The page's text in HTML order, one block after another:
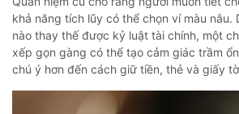
khả năng tích lũy có thể chọn ví màu nâu.
nào thay thế được kỷ luật tài chính, một
xếp gọn gàng có thể tạo cảm giác trầm
chú ý hơn đến cách giữ tiền, thẻ và giấy